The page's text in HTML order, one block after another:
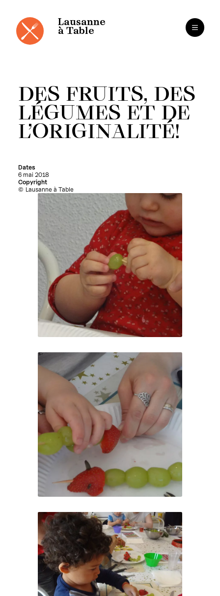
Lausanne
à Table
DES FRUITS, DES
LÉGUMES ET DE
L’ORIGINALITÉ!
Dates
6 mai 2018
Copyright
Lausanne à Table